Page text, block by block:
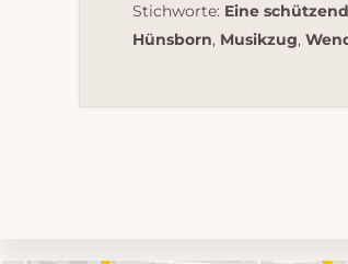
Stichworte: Eine
Hünsborn, Musikzug,